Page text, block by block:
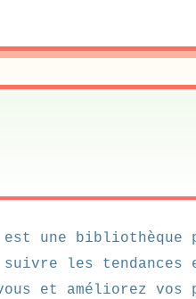
est une
les tendances
et améliorez vos